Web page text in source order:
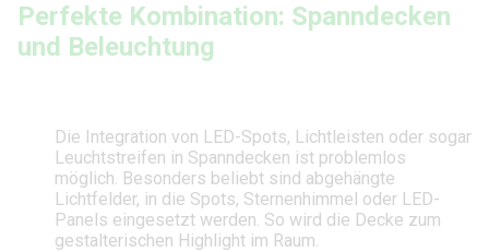
Perfekte Kombination: Spanndecken
und Beleuchtung
Die Integration von LED-Spots, Lichtleisten oder sogar
Leuchtstreifen in Spanndecken ist problemlos
möglich. Besonders beliebt sind abgehängte
Lichtfelder, in die Spots, Sternenhimmel oder LED-
Panels eingesetzt werden. So wird die Decke zum
gestalterischen Highlight im Raum.